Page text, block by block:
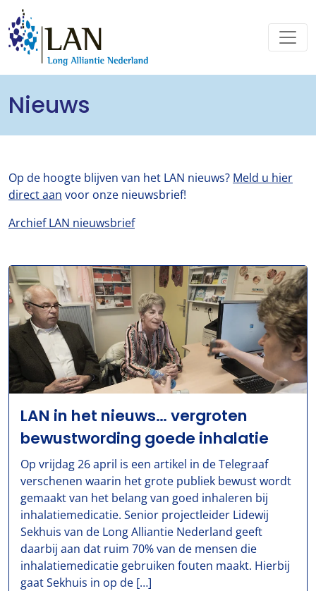
Nieuws
Op de hoogte blijven van het LAN nieuws? Meld u hier
direct aan voor onze nieuwsbrief!
Archief LAN nieuwsbrief
LAN in het nieuws… vergroten
bewustwording goede inhalatie
Op vrijdag 26 april is een artikel in de Telegraaf
verschenen waarin het grote publiek bewust wordt
gemaakt van het belang van goed inhaleren bij
inhalatiemedicatie. Senior projectleider Lidewij
Sekhuis van de Long Alliantie Nederland geeft
daarbij aan dat ruim 70% van de mensen die
inhalatiemedicatie gebruiken fouten maakt. Hierbij
gaat Sekhuis in op de […]